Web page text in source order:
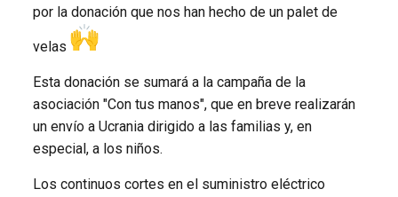
por la donación que nos han hecho de un palet de
velas
Esta donación se sumará a la campaña de la
asociación "Con tus manos", que en breve realizarán
un envío a Ucrania dirigido a las familias y, en
especial, a los niños.
Los continuos cortes en el suministro eléctrico